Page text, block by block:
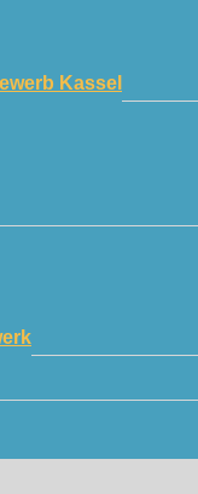
Kassel